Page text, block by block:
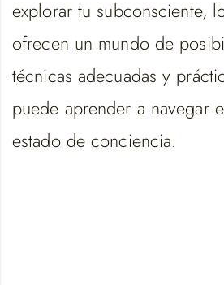
explorar tu subconsciente,
ofrecen un mundo de
técnicas adecuadas y
puede aprender a navegar
estado de conciencia.